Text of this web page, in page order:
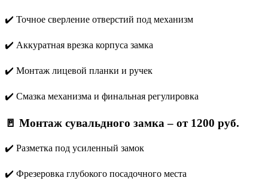
✔️ Точное сверление отверстий под механизм
✔️ Аккуратная врезка корпуса замка
✔️ Монтаж лицевой планки и ручек
✔️ Смазка механизма и финальная регулировка
🚪 Монтаж сувальдного замка – от 1200 руб.
✔️ Разметка под усиленный замок
✔️ Фрезеровка глубокого посадочного места